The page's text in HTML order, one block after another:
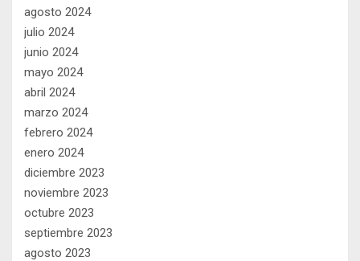
agosto 2024
julio 2024
junio 2024
mayo 2024
abril 2024
marzo 2024
febrero 2024
enero 2024
diciembre 2023
noviembre 2023
octubre 2023
septiembre 2023
agosto 2023